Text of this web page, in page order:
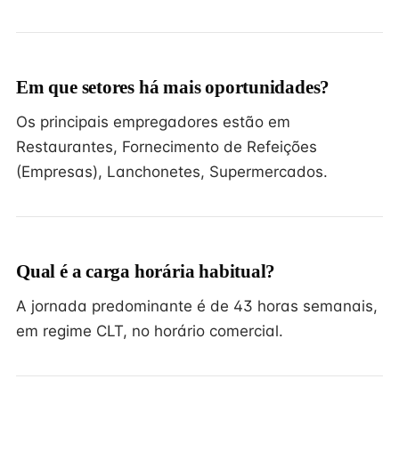
Em que setores há mais oportunidades?
Os principais empregadores estão em
Restaurantes, Fornecimento de Refeições
(Empresas), Lanchonetes, Supermercados.
Qual é a carga horária habitual?
A jornada predominante é de 43 horas semanais,
em regime CLT, no horário comercial.